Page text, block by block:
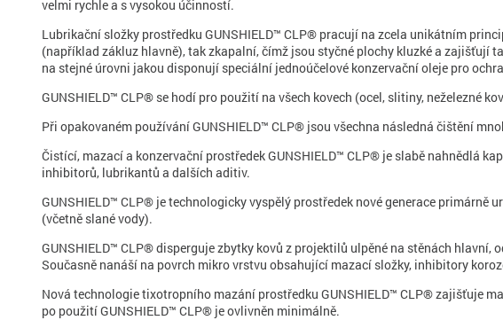
velmi rychle a s vysokou účinností.
Lubrikační složky prostředku GUNSHIELD™ CLP® pracují na zcela unikátním
(například zákluz hlavně), tak zkapalní, čímž jsou styčné plochy kluzké a
na stejné úrovni jakou disponují speciální jednoúčelové konzervační oleje pro
GUNSHIELD™ CLP® se hodí pro použití na všech kovech (ocel, slitiny, neželezné
Při opakovaném používání GUNSHIELD™ CLP® jsou všechna následná čištění
Čistící, mazací a konzervační prostředek GUNSHIELD™ CLP® je slabě nahnědlá
inhibitorů, lubrikantů a dalších aditiv.
GUNSHIELD™ CLP® je technologicky vyspělý prostředek nové generace
(včetně slané vody).
GUNSHIELD™ CLP® disperguje zbytky kovů z projektilů ulpěné na stěnách
Současně nanáší na povrch mikro vrstvu obsahující mazací složky, inhibitory
Nová technologie tixotropního mazání prostředku GUNSHIELD™ CLP® zajišťuje
po použití GUNSHIELD™ CLP® je ovlivněn minimálně.